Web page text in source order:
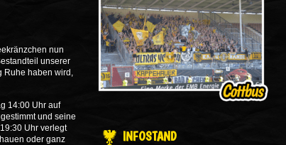
nun
unserer
Ruhe haben wird,
14:00 Uhr auf
und seine
Uhr verlegt
oder ganz
INFOSTAND